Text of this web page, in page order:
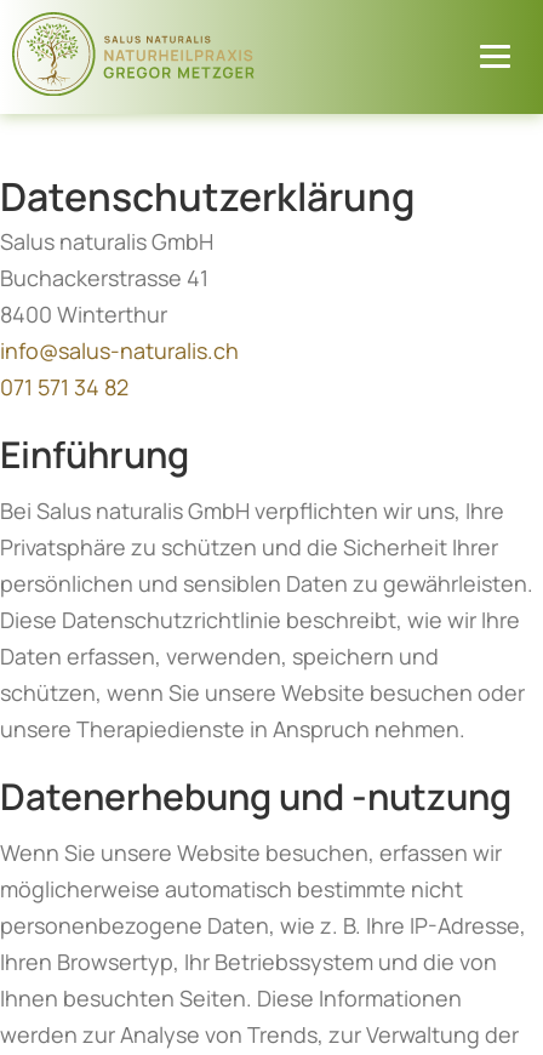
Datenschutzerklärung
Salus naturalis GmbH
Buchackerstrasse 41
8400 Winterthur
info@salus-naturalis.ch
071 571 34 82
Einführung
Bei Salus naturalis GmbH verpflichten wir uns, Ihre
Privatsphäre zu schützen und die Sicherheit Ihrer
persönlichen und sensiblen Daten zu gewährleisten.
Diese Datenschutzrichtlinie beschreibt, wie wir Ihre
Daten erfassen, verwenden, speichern und
schützen, wenn Sie unsere Website besuchen oder
unsere Therapiedienste in Anspruch nehmen.
Datenerhebung und -nutzung
Wenn Sie unsere Website besuchen, erfassen wir
möglicherweise automatisch bestimmte nicht
personenbezogene Daten, wie z. B. Ihre IP-Adresse,
Ihren Browsertyp, Ihr Betriebssystem und die von
Ihnen besuchten Seiten. Diese Informationen
werden zur Analyse von Trends, zur Verwaltung der